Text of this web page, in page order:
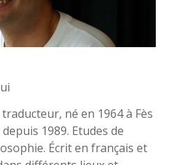
né en 1964 à Fès
1989. Etudes de
Écrit en français et